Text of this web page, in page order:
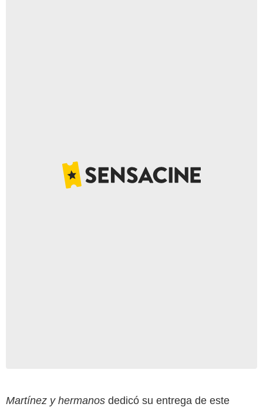
Martínez y hermanos dedicó su entrega de este